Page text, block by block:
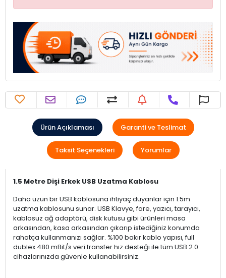
Ürün Açıklaması Garanti ve Teslimat
Taksit Seçenekleri Yorumlar
1.5 Metre Dişi Erkek USB Uzatma Kablosu
Daha uzun bir USB kablosuna ihtiyaç duyanlar için 1.5m
uzatma kablosunu sunar. USB Klavye, fare, yazıcı, tarayıcı,
kablosuz ağ adaptörü, disk kutusu gibi ürünleri masa
arkasından, kasa arkasından çıkarıp istediğiniz konumda
rahatça kullanmanızı sağlar. %100 bakır kablo yapısı, full
dublex 480 mBit/s veri transfer hız desteği ile tüm USB 2.0
cihazlarınızda güvenle kullanabilirsiniz.